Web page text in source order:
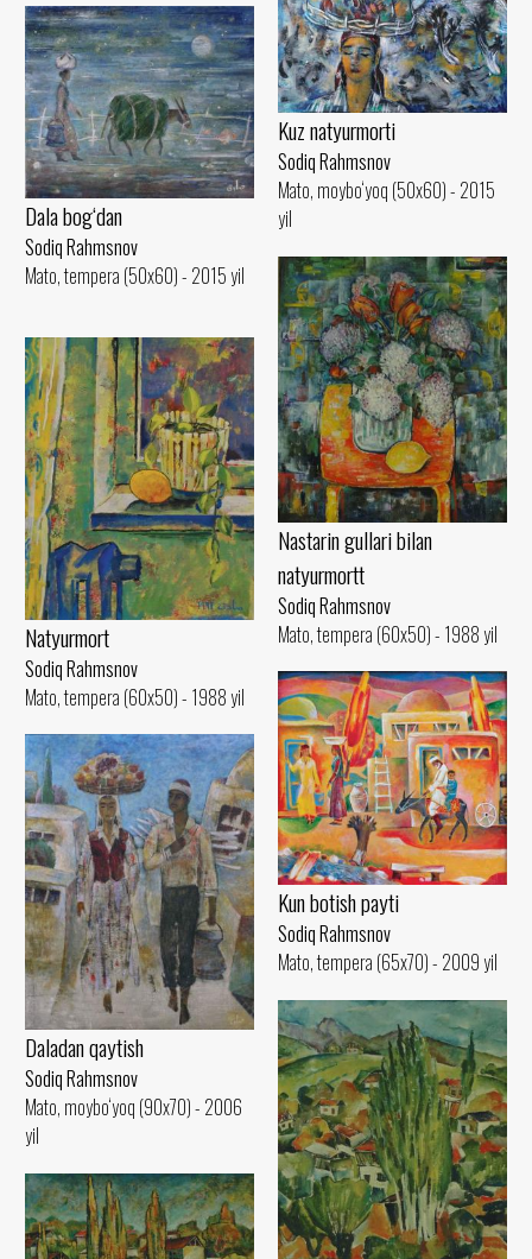
Kuz natyurmorti
Sodiq Rahmsnov
Mato, moybo‘yoq (50x60) - 2015
yil
Dala bog‘dan
Sodiq Rahmsnov
Mato, tempera (50x60) - 2015 yil
Nastarin gullari bilan
natyurmortt
Sodiq Rahmsnov
Mato, tempera (60x50) - 1988 yil
Natyurmort
Sodiq Rahmsnov
Mato, tempera (60x50) - 1988 yil
Kun botish payti
Sodiq Rahmsnov
Mato, tempera (65x70) - 2009 yil
Daladan qaytish
Sodiq Rahmsnov
Mato, moybo‘yoq (90x70) - 2006
yil